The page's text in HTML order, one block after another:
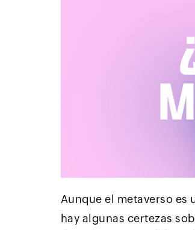
Aunque el metaverso es
hay algunas certezas